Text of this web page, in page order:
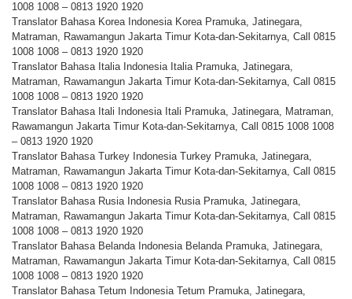
1008 1008 – 0813 1920 1920
Translator Bahasa Korea Indonesia Korea Pramuka, Jatinegara,
Matraman, Rawamangun Jakarta Timur Kota-dan-Sekitarnya, Call 0815
1008 1008 – 0813 1920 1920
Translator Bahasa Italia Indonesia Italia Pramuka, Jatinegara,
Matraman, Rawamangun Jakarta Timur Kota-dan-Sekitarnya, Call 0815
1008 1008 – 0813 1920 1920
Translator Bahasa Itali Indonesia Itali Pramuka, Jatinegara, Matraman,
Rawamangun Jakarta Timur Kota-dan-Sekitarnya, Call 0815 1008 1008
– 0813 1920 1920
Translator Bahasa Turkey Indonesia Turkey Pramuka, Jatinegara,
Matraman, Rawamangun Jakarta Timur Kota-dan-Sekitarnya, Call 0815
1008 1008 – 0813 1920 1920
Translator Bahasa Rusia Indonesia Rusia Pramuka, Jatinegara,
Matraman, Rawamangun Jakarta Timur Kota-dan-Sekitarnya, Call 0815
1008 1008 – 0813 1920 1920
Translator Bahasa Belanda Indonesia Belanda Pramuka, Jatinegara,
Matraman, Rawamangun Jakarta Timur Kota-dan-Sekitarnya, Call 0815
1008 1008 – 0813 1920 1920
Translator Bahasa Tetum Indonesia Tetum Pramuka, Jatinegara,